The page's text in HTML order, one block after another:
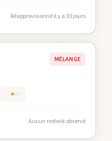
Réapprovisionné il y a 30 jours
MÉLANGE
Aucun restock observé